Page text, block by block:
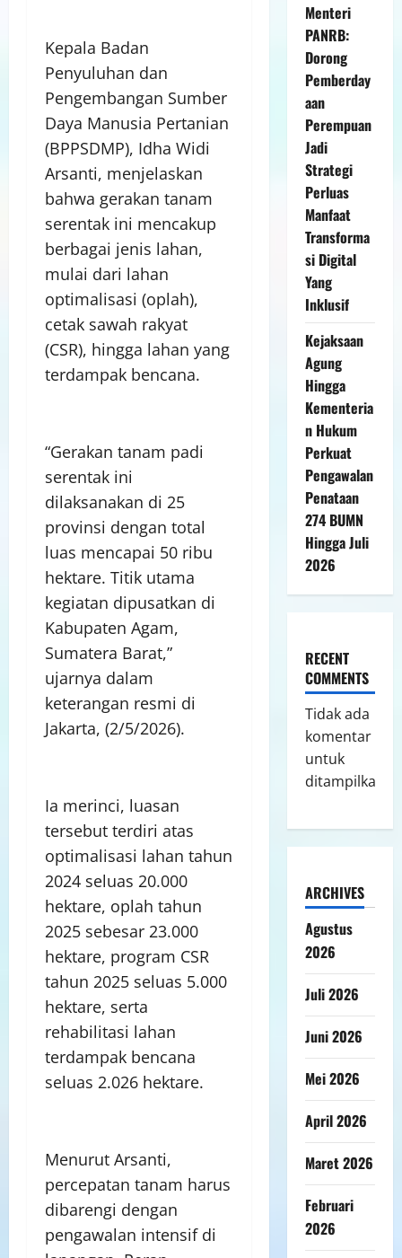
Kepala Badan
Penyuluhan dan
Pengembangan Sumber
Daya Manusia Pertanian
(BPPSDMP), Idha Widi
Arsanti, menjelaskan
bahwa gerakan tanam
serentak ini mencakup
berbagai jenis lahan,
mulai dari lahan
optimalisasi (oplah),
cetak sawah rakyat
(CSR), hingga lahan yang
terdampak bencana.
“Gerakan tanam padi
serentak ini
dilaksanakan di 25
provinsi dengan total
luas mencapai 50 ribu
hektare. Titik utama
kegiatan dipusatkan di
Kabupaten Agam,
Sumatera Barat,”
ujarnya dalam
keterangan resmi di
Jakarta, (2/5/2026).
Ia merinci, luasan
tersebut terdiri atas
optimalisasi lahan tahun
2024 seluas 20.000
hektare, oplah tahun
2025 sebesar 23.000
hektare, program CSR
tahun 2025 seluas 5.000
hektare, serta
rehabilitasi lahan
terdampak bencana
seluas 2.026 hektare.
Menurut Arsanti,
percepatan tanam harus
dibarengi dengan
pengawalan intensif di
Menteri
PANRB:
Dorong
Pemberday
aan
Perempuan
Jadi
Strategi
Perluas
Manfaat
Transforma
si Digital
Yang
Inklusif
Kejaksaan
Agung
Hingga
Kementeria
n Hukum
Perkuat
Pengawalan
Penataan
274 BUMN
Hingga Juli
2026
RECENT
COMMENTS
Tidak ada
komentar
untuk
ditampilkan.
ARCHIVES
Agustus
2026
Juli 2026
Juni 2026
Mei 2026
April 2026
Maret 2026
Februari
2026